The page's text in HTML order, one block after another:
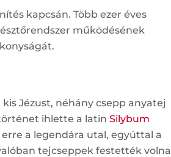
kapcsán. Több ezer éves
működésének
Jézust, néhány csepp anyatej
ihlette a latin Silybum
a legendára utal, egyúttal a
tejcseppek festették volna